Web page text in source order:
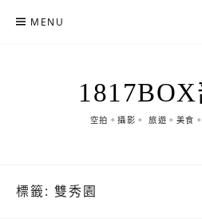
MENU
空拍。攝影。 旅遊。美食
標籤: 雙秀園